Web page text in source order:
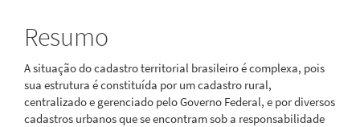
Resumo
A situação do cadastro territorial brasileiro é complexa, pois
sua estrutura é constituída por um cadastro rural,
centralizado e gerenciado pelo Governo Federal, e por diversos
cadastros urbanos que se encontram sob a responsabilidade